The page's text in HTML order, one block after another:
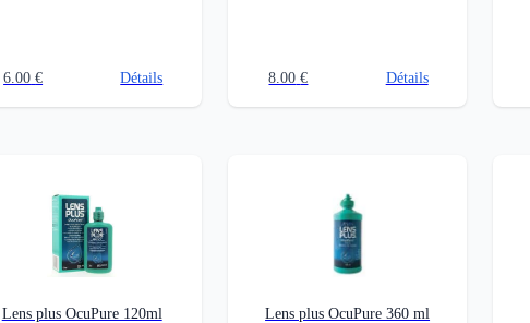
6.00 € Détails 8.00 € Détails
Lens plus OcuPure 120ml Lens plus OcuPure 360 ml